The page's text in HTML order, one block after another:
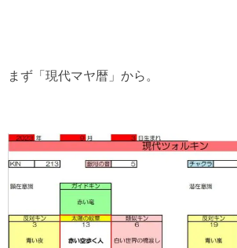
まず「現代マヤ暦」から。